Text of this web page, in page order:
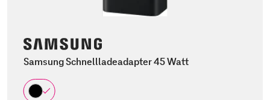
Samsung Schnellladeadapter 45 Watt